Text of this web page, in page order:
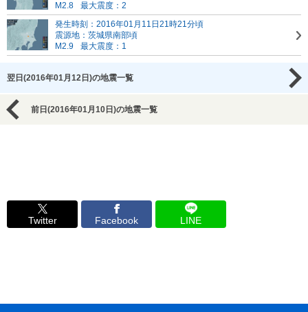
M2.8
最大震度：2
発生時刻：2016年01月11日21時21分頃
震源地：茨城県南部頃
M2.9
最大震度：1
翌日(2016年01月12日)の地震一覧
前日(2016年01月10日)の地震一覧
Twitter Facebook LINE